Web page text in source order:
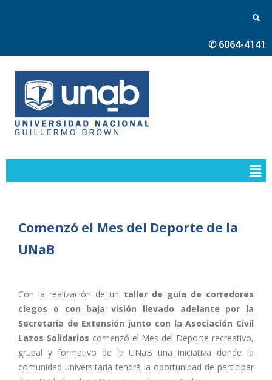
✆ 6064-4141
Comenzó el Mes del Deporte de la
UNaB
Con la realización de un taller de guía de corredores
ciegos o con baja visión llevado adelante por la
Secretaría de Extensión junto con la Asociación Civil
Lazos Solidarios comenzó el Mes del Deporte recreativo,
grupal y formativo de la UNaB una iniciativa donde la
comunidad universitaria tendrá la oportunidad de participar